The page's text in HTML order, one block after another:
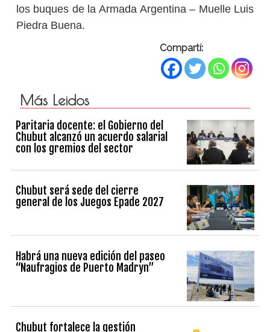
los buques de la Armada Argentina – Muelle Luis
Piedra Buena.
Compartí:
Más Leidos
Paritaria docente: el Gobierno del
Chubut alcanzó un acuerdo salarial
con los gremios del sector
Chubut será sede del cierre
general de los Juegos Epade 2027
Habrá una nueva edición del paseo
“Naufragios de Puerto Madryn”
Chubut fortalece la gestión